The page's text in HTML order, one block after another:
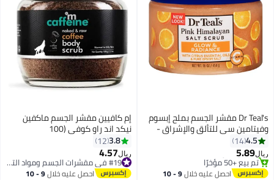
Dr Teal's مقشر الجسم بملح إبسوم
وفيتامين سي للتألق والإشراق -
ينعم ويجعل البشرة ناعمة للحصول
على إشراقة صحية مع زيوت
الحمضيات (454 جرام)
4.5
14
ريال5.89
بتخلّص بسرعةاحصل عليه خلال 9 - 10
إم كافيين مقشر الجسم ماكفين
نيكد اند راو كوفي (100
جرام)_مكافين 40
3.8
12
ريال4.57
تم بيع +20 مؤخرًا
احصل عليه خلال 9 - 10